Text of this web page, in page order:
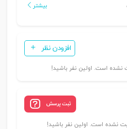
بیشتر
افزودن نظر
است. اولین نفر باشید!
ثبت پرسش
نشده است. اولین نفر باشید!